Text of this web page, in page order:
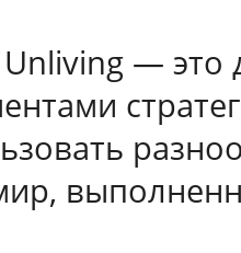
Unliving —